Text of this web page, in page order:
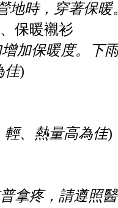
地時，穿著保
保暖襯衫
加保暖度。下
佳)
輕、熱量高為佳)
拿疼，請遵照